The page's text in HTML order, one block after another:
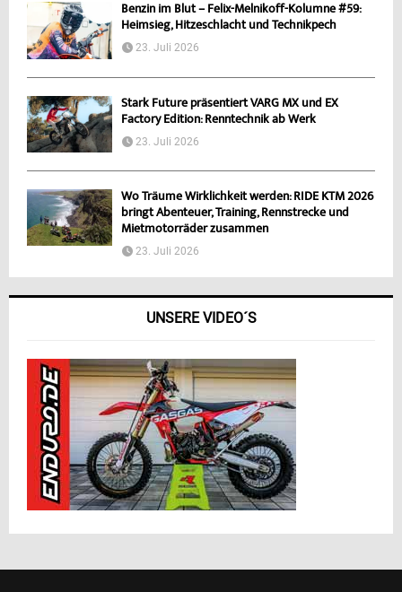
Benzin im Blut – Felix-Melnikoff-Kolumne #59:
Heimsieg, Hitzeschlacht und Technikpech
23. Juli 2026
Stark Future präsentiert VARG MX und EX
Factory Edition: Renntechnik ab Werk
23. Juli 2026
Wo Träume Wirklichkeit werden: RIDE KTM 2026
bringt Abenteuer, Training, Rennstrecke und
Mietmotorräder zusammen
23. Juli 2026
UNSERE VIDEO´S